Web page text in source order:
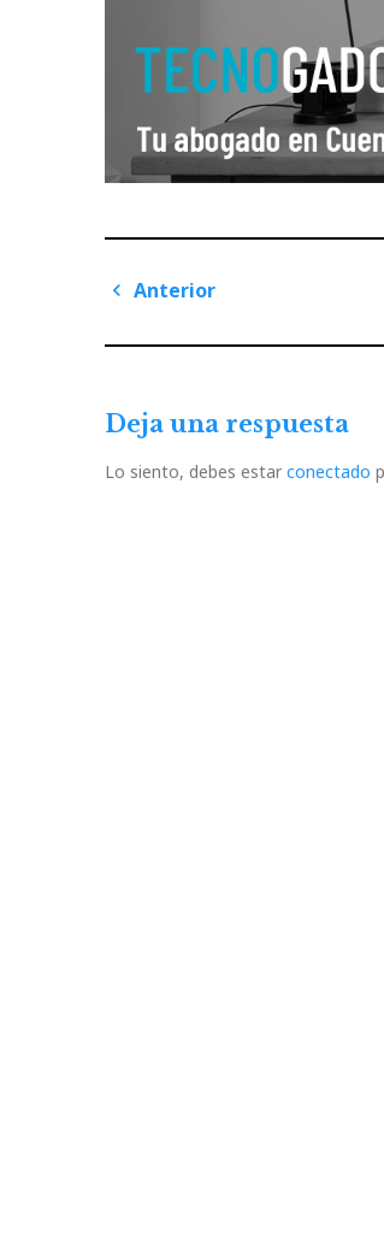
Navegación
de
Anterior
Deja una respuesta
Lo siento, debes estar conectado